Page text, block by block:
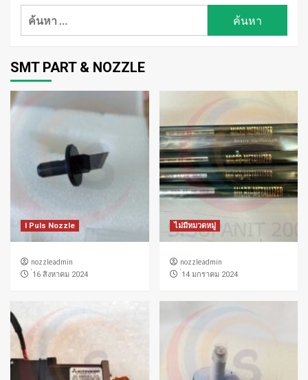
ค้นหา
SMT PART & NOZZLE
I Puls Nozzle
nozzleadmin
่16 สิงหาคม 2024
ไม่มีหมวดหมู่
nozzleadmin
่14 มกราคม 2024